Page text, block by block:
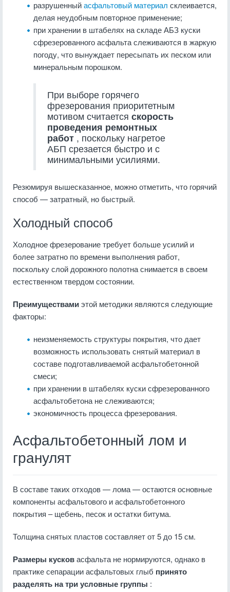
разрушенныйасфальтовый материал склеивается,
делая неудобным повторное применение;
при хранении в штабелях на складе АБЗ куски
сфрезерованного асфальта слеживаются в жаркую
погоду, что вынуждает пересыпать их песком или
минеральным порошком.
При выборе горячего
фрезерования приоритетным
мотивом считается скорость
проведения ремонтных
работ , поскольку нагретое
АБП срезается быстро и с
минимальными усилиями.
Резюмируя вышесказанное, можно отметить, что горячий
способ — затратный, но быстрый.
Холодный способ
Холодное фрезерование требует больше усилий и
более затратно по времени выполнения работ,
поскольку слой дорожного полотна снимается в своем
естественном твердом состоянии.
Преимуществамиэтой методики являются следующие
факторы:
неизменяемость структуры покрытия, что дает
возможность использовать снятый материал в
составе подготавливаемой асфальтобетонной
смеси;
при хранении в штабелях куски сфрезерованного
асфальтобетона не слеживаются;
экономичность процесса фрезерования.
Асфальтобетонный лом и
гранулят
В составе таких отходов — лома — остаются основные
компоненты асфальтового и асфальтобетонного
покрытия – щебень, песок и остатки битума.
Толщина снятых пластов составляет от 5 до 15 см.
Размеры кусковасфальта не нормируются, однако в
практике сепарации асфальтовых глыб принято
разделять на три условные группы :